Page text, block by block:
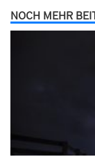
NOCH MEHR